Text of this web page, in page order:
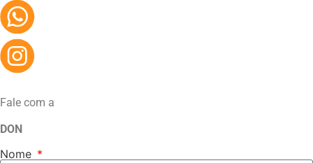
Fale com a
DON
Nome